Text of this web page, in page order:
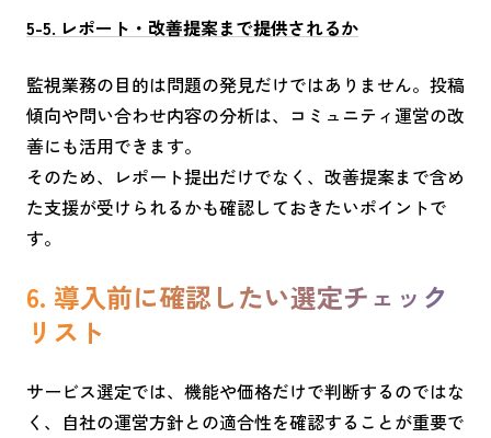
5-5. レポート・改善提案まで提供されるか
監視業務の目的は問題の発見だけではありません。投稿
傾向や問い合わせ内容の分析は、コミュニティ運営の改
善にも活用できます。
そのため、レポート提出だけでなく、改善提案まで含め
た支援が受けられるかも確認しておきたいポイントで
す。
6. 導入前に確認したい選定チェック
リスト
サービス選定では、機能や価格だけで判断するのではな
く、自社の運営方針との適合性を確認することが重要で